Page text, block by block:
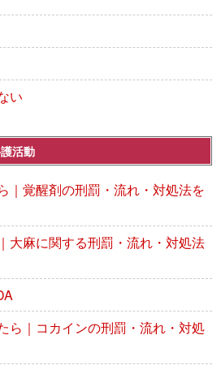
い
活動
｜覚醒剤の刑罰・流れ・対処法を
大麻に関する刑罰・流れ・対処法
ら｜コカインの刑罰・流れ・対処